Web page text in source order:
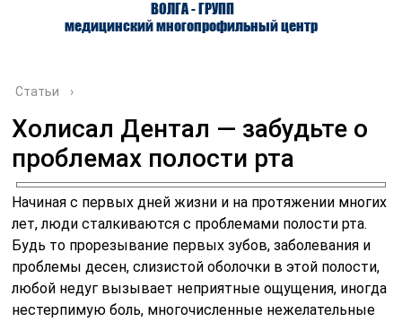
ВОЛГА - ГРУПП
медицинский многопрофильный центр
О ЦЕНТРЕ ВРАЧИ
Статьи ›
Холисал Дентал — забудьте о
проблемах полости рта
Начиная с первых дней жизни и на протяжении многих
лет, люди сталкиваются с проблемами полости рта.
Будь то прорезывание первых зубов, заболевания и
проблемы десен, слизистой оболочки в этой полости,
любой недуг вызывает неприятные ощущения, иногда
нестерпимую боль, многочисленные нежелательные